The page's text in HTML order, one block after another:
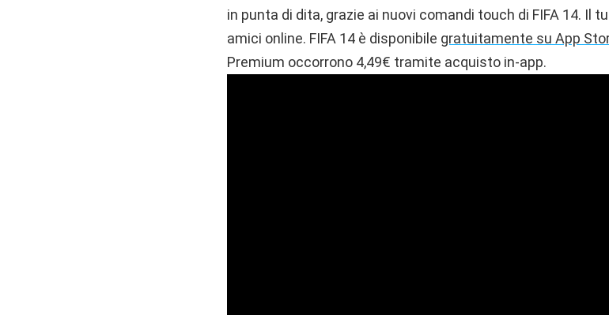
in punta di dita, grazie ai nuovi comandi touch di FIFA 14. Il
amici online. FIFA 14 è disponibile gratuitamente su App
Premium occorrono 4,49€ tramite acquisto in-app.